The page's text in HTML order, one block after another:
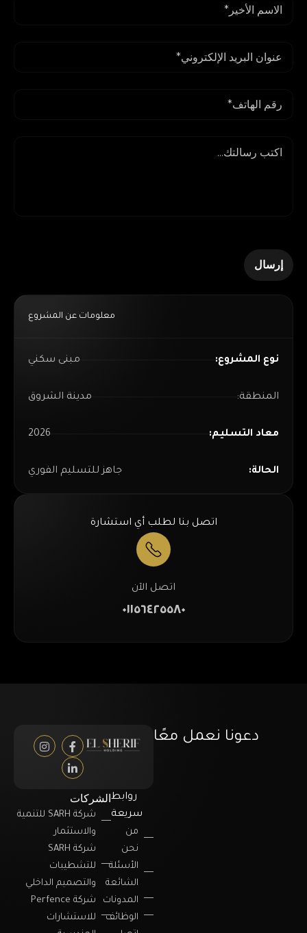
معلومات عن المشروع
نوع المشروع: مبنى سكني
المنطقة: مدينة الشروق
معاد التسليم: 2026
الحالة: جاهز للتسليم الفوري
اتصل بنا لطلب أي استشارة
اتصل الآن
٠١١٥٦٤٢٥٥٨٠
دعونا نعمل معًا
روابط
سريعة
من
نحن
الأسئلة
الشائعة
المدونات
الوظائف
الشركات
شركة SARH للتنمية
والاستثمار
شركة SARH
للتشطيبات
والتصميم الداخلي
شركة Perfence
للاستشارات